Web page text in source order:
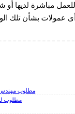
مباشرة لديها أو
عمولات بشأن تلك
???? مطلوب
مطلوب